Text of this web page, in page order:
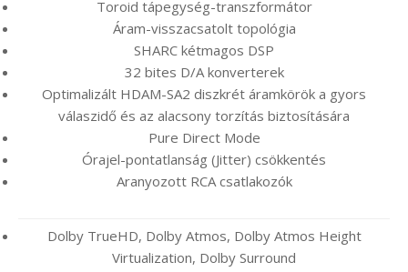
Toroid tápegység-transzformátor
Áram-visszacsatolt topológia
SHARC kétmagos DSP
32 bites D/A konverterek
Optimalizált HDAM-SA2 diszkrét áramkörök a gyors
válaszidő és az alacsony torzítás biztosítására
Pure Direct Mode
Órajel-pontatlanság (Jitter) csökkentés
Aranyozott RCA csatlakozók
Dolby TrueHD, Dolby Atmos, Dolby Atmos Height
Virtualization, Dolby Surround